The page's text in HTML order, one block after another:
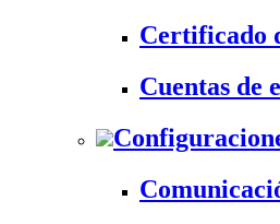
Certificado
Cuentas de